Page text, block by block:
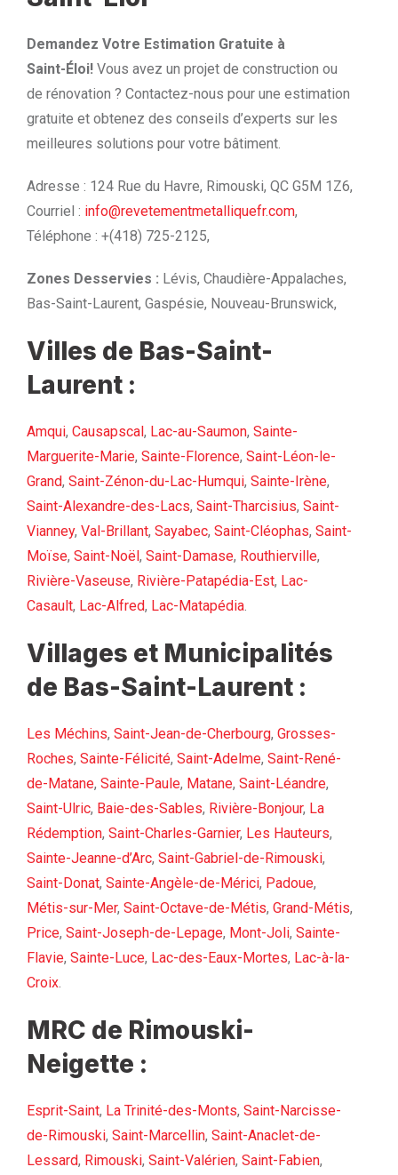
Demandez Votre Estimation Gratuite à
Saint-Éloi! Vous avez un projet de construction ou
de rénovation ? Contactez-nous pour une estimation
gratuite et obtenez des conseils d’experts sur les
meilleures solutions pour votre bâtiment.
Adresse : 124 Rue du Havre, Rimouski, QC G5M 1Z6,
Courriel : info@revetementmetalliquefr.com,
Téléphone : +(418) 725-2125,
Zones Desservies : Lévis, Chaudière-Appalaches,
Bas-Saint-Laurent, Gaspésie, Nouveau-Brunswick,
Villes de Bas-Saint-
Laurent :
Amqui, Causapscal , Lac-au-Saumon, Sainte-
Marguerite-Marie, Sainte-Florence, Saint-Léon-le-
Grand, Saint-Zénon-du-Lac-Humqui, Sainte-Irène,
Saint-Alexandre-des-Lacs, Saint-Tharcisius, Saint-
Vianney, Val-Brillant, Sayabec, Saint-Cléophas, Saint-
Moïse, Saint-Noël , Saint-Damase, Routhierville,
Rivière-Vaseuse, Rivière-Patapédia-Est, Lac-
Casault, Lac-Alfred, Lac-Matapédia.
Villages et Municipalités
de Bas-Saint-Laurent :
Les Méchins, Saint-Jean-de-Cherbourg, Grosses-
Roches, Sainte-Félicité, Saint-Adelme, Saint-René-
de-Matane, Sainte-Paule, Matane, Saint-Léandre,
Saint-Ulric, Baie-des-Sables, Rivière-Bonjour, La
Rédemption, Saint-Charles-Garnier, Les Hauteurs,
Sainte-Jeanne-d’Arc, Saint-Gabriel-de-Rimouski,
Saint-Donat, Sainte-Angèle-de-Mérici, Padoue,
Métis-sur-Mer, Saint-Octave-de-Métis, Grand-Métis,
Price, Saint-Joseph-de-Lepage, Mont-Joli, Sainte-
Flavie, Sainte-Luce, Lac-des-Eaux-Mortes, Lac-à-la-
Croix.
MRC de Rimouski-
Neigette :
Esprit-Saint, La Trinité-des-Monts, Saint-Narcisse-
de-Rimouski, Saint-Marcellin, Saint-Anaclet-de-
Lessard, Rimouski, Saint-Valérien, Saint-Fabien,